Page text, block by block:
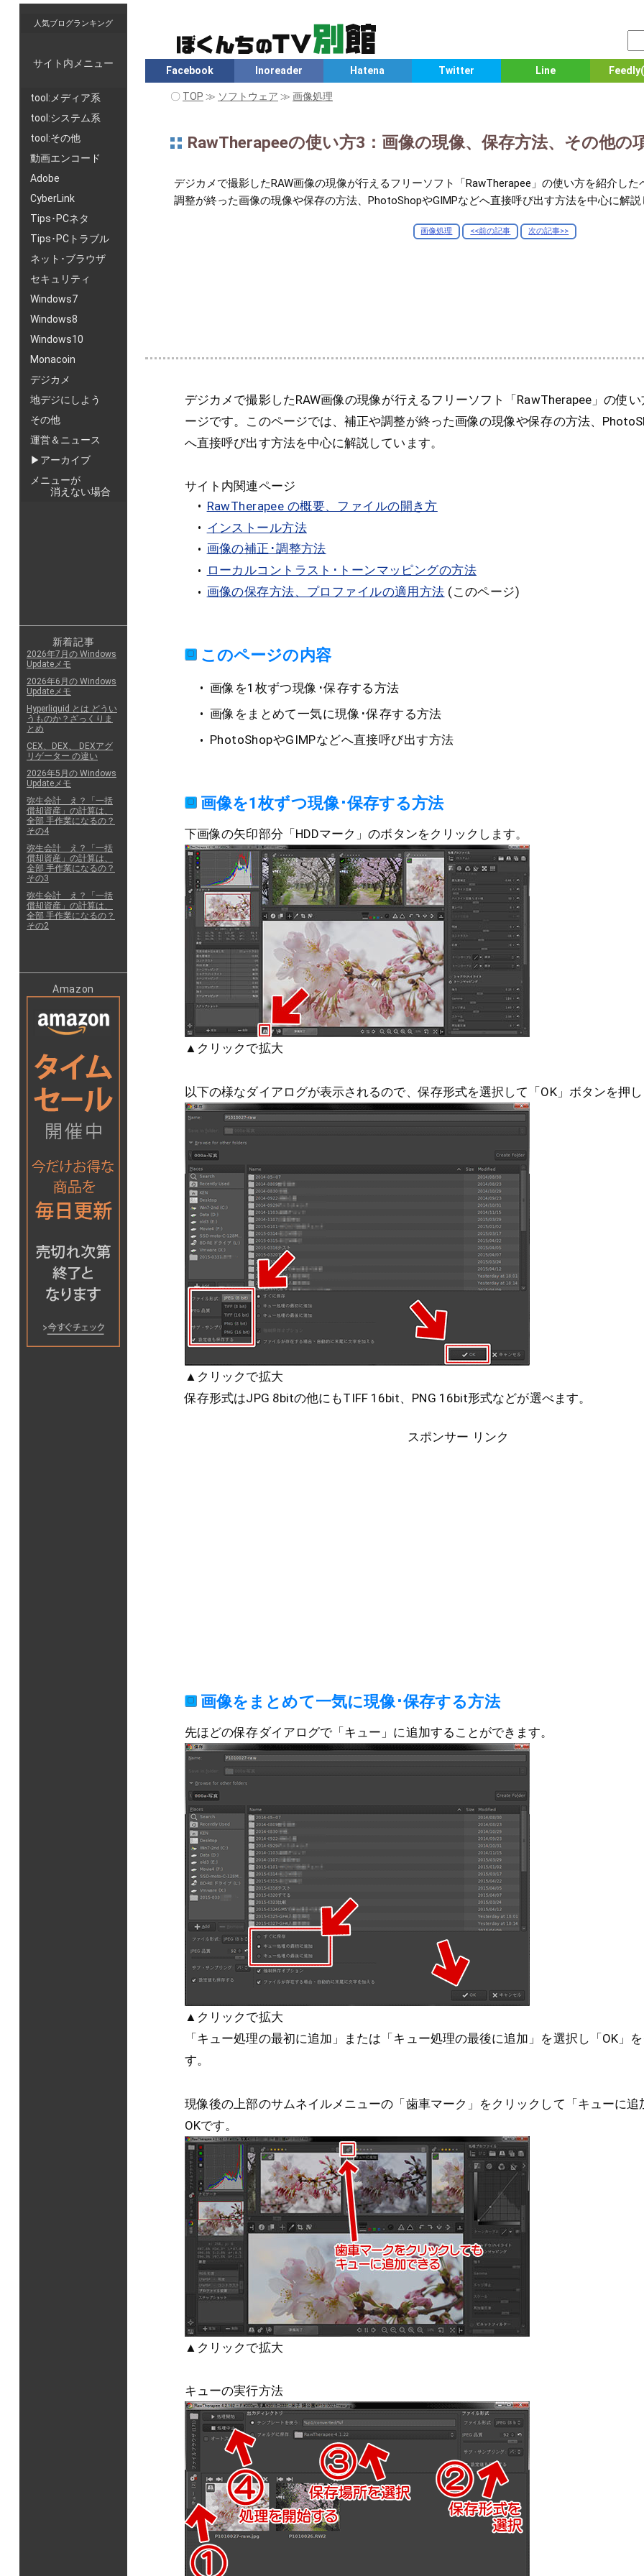
人気ブログランキング
サイト内メニュー
tool:メディア系
tool:システム系
tool:その他
動画エンコード
Adobe
CyberLink
Tips･PCネタ
Tips･PCトラブル
ネット･ブラウザ
セキュリティ
Windows7
Windows8
Windows10
Monacoin
デジカメ
地デジにしよう
その他
運営＆ニュース
▶アーカイブ
メニューが
消えない場合
Facebook Inoreader Hatena Twitter Line
〇 TOP ≫ ソフトウェア ≫ 画像処理
RawTherapeeの使い方3：画像の現像、保存方法、その他の
デジカメで撮影したRAW画像の現像が行えるフリーソフト「RawTherapee」の使い方を紹介し
調整が終った画像の現像や保存の方法、PhotoShopやGIMPなどへ直接呼び出す方法を中心に解
画像処理 <<前の記事 次の記事>>
デジカメで撮影したRAW画像の現像が行えるフリーソフト「RawTherapee」の使
ージです。このページでは、補正や調整が終った画像の現像や保存の方法、
へ直接呼び出す方法を中心に解説しています。
サイト内関連ページ
RawTherapee の概要、ファイルの開き方
インストール方法
画像の補正･調整方法
ローカルコントラスト･トーンマッピングの方法
画像の保存方法、プロファイルの適用方法 (このページ)
このページの内容
画像を1枚ずつ現像･保存する方法
画像をまとめて一気に現像･保存する方法
PhotoShopやGIMPなどへ直接呼び出す方法
画像を1枚ずつ現像･保存する方法
下画像の矢印部分「HDDマーク」のボタンをクリックします。
▲クリックで拡大
以下の様なダイアログが表示されるので、保存形式を選択して「OK」ボタンを押
▲クリックで拡大
保存形式はJPG 8bitの他にもTIFF 16bit、PNG 16bit形式などが選べます。
スポンサー リンク
画像をまとめて一気に現像･保存する方法
先ほどの保存ダイアログで「キュー」に追加することができます。
▲クリックで拡大
「キュー処理の最初に追加」または「キュー処理の最後に追加」を選択し「OK」
す。
現像後の上部のサムネイルメニューの「歯車マーク」をクリックして「キューに追
OKです。
▲クリックで拡大
キューの実行方法
新着記事
2026年7月の Windows
Updateメモ
2026年6月の Windows
Updateメモ
Hyperliquid とは どうい
うものか？ざっくりま
とめ
CEX、DEX、 DEXアグ
リゲーター の違い
2026年5月の Windows
Updateメモ
弥生会計 え？「一括
償却資産」の計算は、
全部 手作業になるの？
その4
弥生会計 え？「一括
償却資産」の計算は、
全部 手作業になるの？
その3
弥生会計 え？「一括
償却資産」の計算は、
全部 手作業になるの？
その2
Amazon